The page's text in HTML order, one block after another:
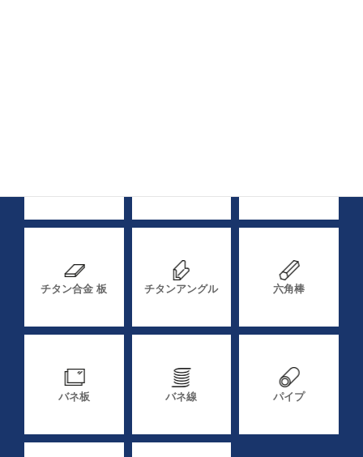
チタン合金 板 チタンアングル 六角棒
バネ板 バネ線 パイプ